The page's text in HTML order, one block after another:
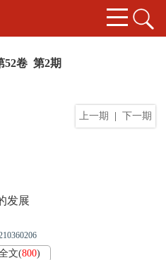
52卷 第2期
上一期 下一期
发展
文(800)